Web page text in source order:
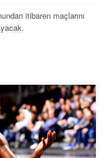
itibaren maçlarını